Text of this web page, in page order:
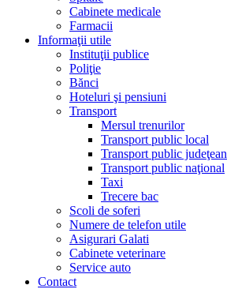
Cabinete medicale
Farmacii
Informaţii utile
Instituţii publice
Poliţie
Bănci
Hoteluri şi pensiuni
Transport
Mersul trenurilor
Transport public local
Transport public judeţean
Transport public naţional
Taxi
Trecere bac
Scoli de soferi
Numere de telefon utile
Asigurari Galati
Cabinete veterinare
Service auto
Contact